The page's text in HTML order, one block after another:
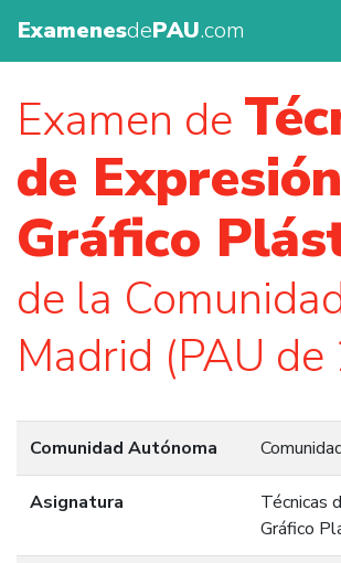
ExamenesdePAU.com
Examen de
de Expresión
Gráfico
de la
Madrid (PAU
Comunidad Autónoma
Asignatura
Técnicas
Gráfico